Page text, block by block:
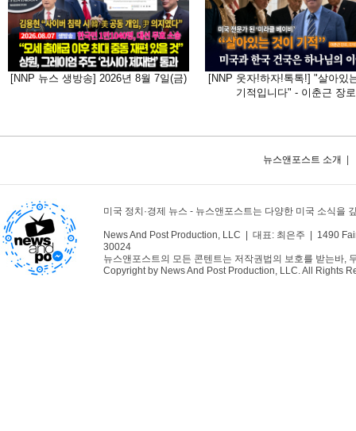
[NNP 뉴스 생방송] 2026년 8월 7일(금)
[NNP 웃자!하자!톡톡!] "살아있
기적입니다" - 이춘근 장로
뉴스앤포스트 소개
미국 정치·경제 뉴스 - 뉴스앤포스트는 다양한 미국 소식을
News And Post Production, LLC | 대표: 최은주 | 1490
30024
뉴스앤포스트의 모든 콘텐트는 저작권법의 보호를 받는바,
Copyright by News And Post Production, LLC. All Rights